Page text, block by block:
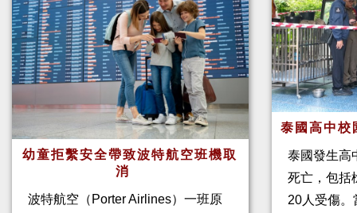
幼童拒繫安全帶致波特航空班機取
消
波特航空（Porter Airlines）一班原
泰國高中
泰國發生高
死亡，包括
20人受傷